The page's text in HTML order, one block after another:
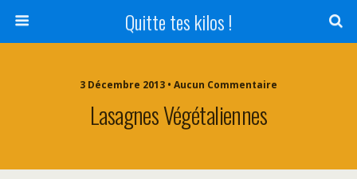
Quitte tes kilos !
3 Décembre 2013 • Aucun Commentaire
Lasagnes Végétaliennes